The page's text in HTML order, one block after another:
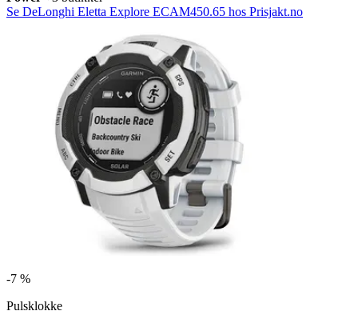
Se DeLonghi Eletta Explore ECAM450.65 hos Prisjakt.no
-7 %
Pulsklokke